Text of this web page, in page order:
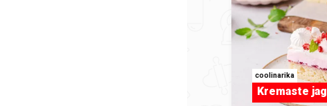
coolinarika
Kremaste